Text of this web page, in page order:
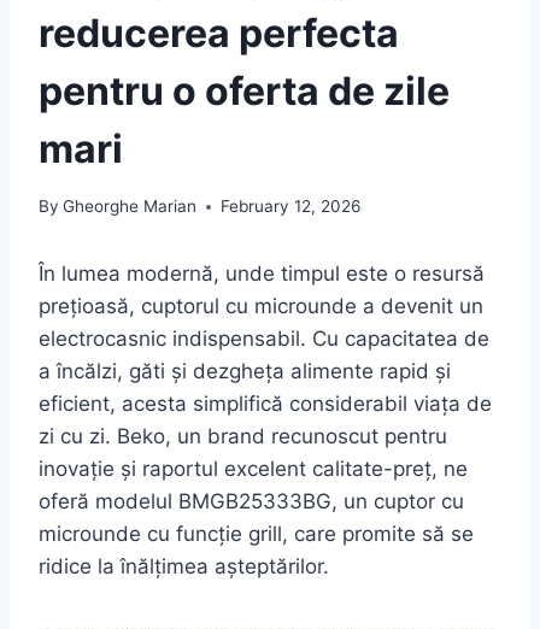
reducerea perfecta
pentru o oferta de zile
mari
By Gheorghe Marian February 12, 2026
În lumea modernă, unde timpul este o resursă
prețioasă, cuptorul cu microunde a devenit un
electrocasnic indispensabil. Cu capacitatea de
a încălzi, găti și dezgheța alimente rapid și
eficient, acesta simplifică considerabil viața de
zi cu zi. Beko, un brand recunoscut pentru
inovație și raportul excelent calitate-preț, ne
oferă modelul BMGB25333BG, un cuptor cu
microunde cu funcție grill, care promite să se
ridice la înălțimea așteptărilor.